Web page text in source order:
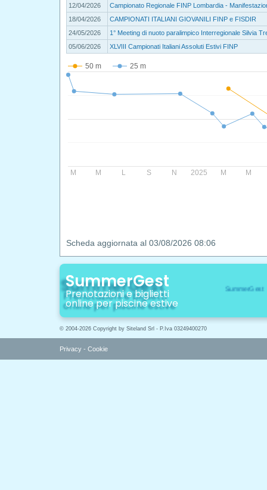
12/04/2026
Campionato Regionale FINP Lombardia -
18/04/2026
CAMPIONATI ITALIANI GIOVANILI FINP e FISDIR
24/05/2026
1° Meeting di nuoto paralimpico Interregionale Silvia
05/06/2026
XLVIII Campionati Italiani Assoluti Estivi FINP
50 m 25 m
2025
M M L S N M M
Scheda aggiornata al 03/08/2026 08:06
SummerGest
Prenotazioni e biglietti
online per piscine estive
© 2004-2026 Copyright by Siteland Srl - P.Iva 03249400270
Privacy - Cookie